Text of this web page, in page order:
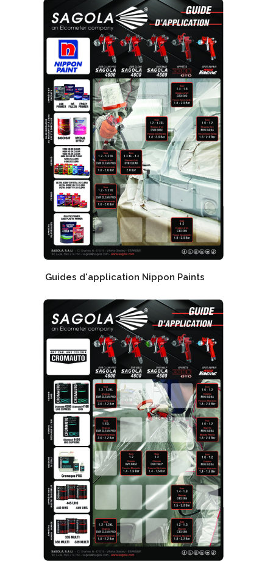
Guides d'application Nippon Paints